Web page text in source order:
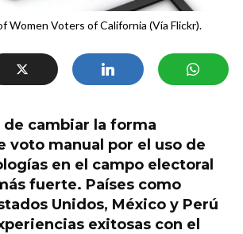
Women Voters of California (Vía Flickr).
cambiar la forma
voto manual por el uso de
en el campo electoral
fuerte. Países como
Unidos, México y Perú
exitosas con el